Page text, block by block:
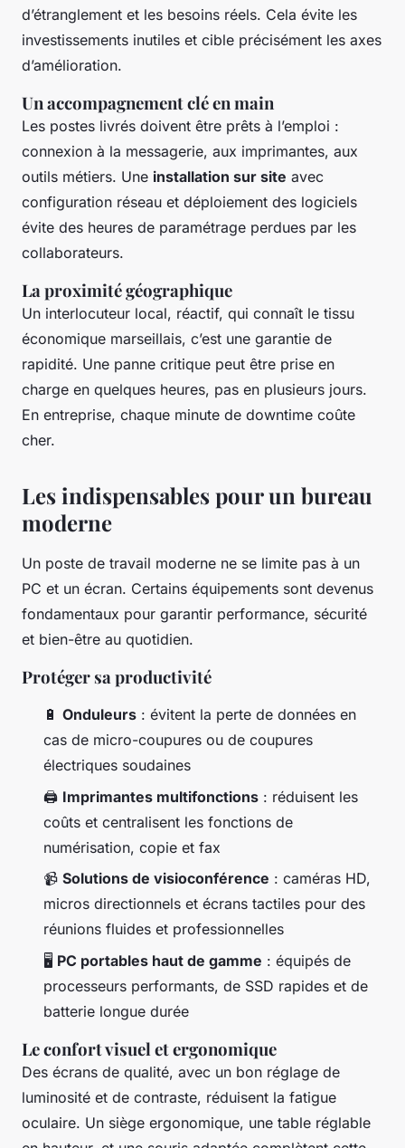
d’étranglement et les besoins réels. Cela évite les
investissements inutiles et cible précisément les axes
d’amélioration.
Un accompagnement clé en main
Les postes livrés doivent être prêts à l’emploi :
connexion à la messagerie, aux imprimantes, aux
outils métiers. Une installation sur site avec
configuration réseau et déploiement des logiciels
évite des heures de paramétrage perdues par les
collaborateurs.
La proximité géographique
Un interlocuteur local, réactif, qui connaît le tissu
économique marseillais, c’est une garantie de
rapidité. Une panne critique peut être prise en
charge en quelques heures, pas en plusieurs jours.
En entreprise, chaque minute de downtime coûte
cher.
Les indispensables pour un bureau
moderne
Un poste de travail moderne ne se limite pas à un
PC et un écran. Certains équipements sont devenus
fondamentaux pour garantir performance, sécurité
et bien-être au quotidien.
Protéger sa productivité
🔋 Onduleurs : évitent la perte de données en
cas de micro-coupures ou de coupures
électriques soudaines
🖨️ Imprimantes multifonctions : réduisent les
coûts et centralisent les fonctions de
numérisation, copie et fax
📹 Solutions de visioconférence : caméras HD,
micros directionnels et écrans tactiles pour des
réunions fluides et professionnelles
🖥️ PC portables haut de gamme : équipés de
processeurs performants, de SSD rapides et de
batterie longue durée
Le confort visuel et ergonomique
Des écrans de qualité, avec un bon réglage de
luminosité et de contraste, réduisent la fatigue
oculaire. Un siège ergonomique, une table réglable